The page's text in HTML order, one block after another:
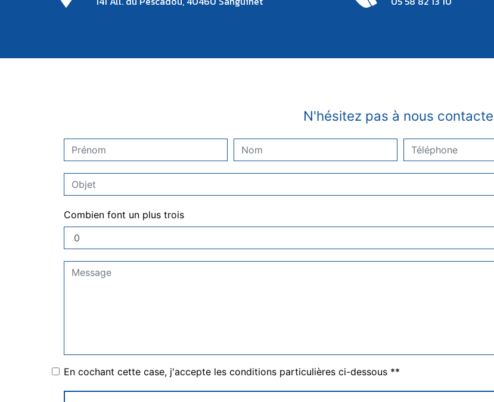
N'hésitez pas à nous
Combien font un plus trois
En cochant cette case, j'accepte les conditions particulières ci-dessous **